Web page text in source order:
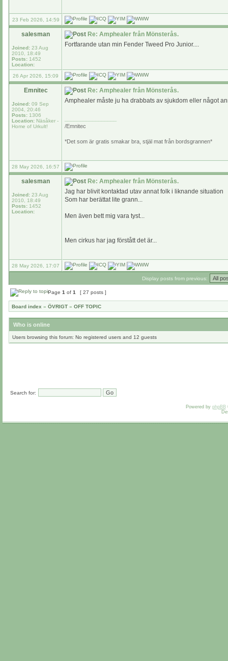
23 Feb 2026, 14:59
salesman
Joined: 23 Aug
2010, 18:49
Posts: 1452
Location:
Re: Amphealer från Mönsterås.
Fortfarande utan min Fender Tweed Pro Junior....
26 Apr 2026, 15:09
Emnitec
Joined: 09 Sep
2004, 20:46
Posts: 1306
Location: Näsåker -
Home of Urkult!
Re: Amphealer från Mönsterås.
Amphealer måste ju ha drabbats av sjukdom eller något
/Emnitec
*Det som är gratis smakar bra, stjäl mat från bordsgrannen*
28 May 2026, 16:57
salesman
Joined: 23 Aug
2010, 18:49
Posts: 1452
Location:
Re: Amphealer från Mönsterås.
Jag har blivit kontaktad utav annat folk i liknande situation
Som har berättat lite grann...
Men även bett mig vara tyst...
Men cirkus har jag förstått det är...
28 May 2026, 17:07
Display posts from previous:
Page 1 of 1 [ 27 posts ]
Board index » ÖVRIGT » OFF TOPIC
Who is online
Users browsing this forum: No registered users and 12 guests
Search for:
Powered by phpBB